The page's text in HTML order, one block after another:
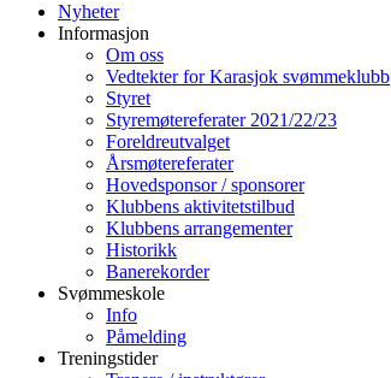
Nyheter
Informasjon
Om oss
Vedtekter for Karasjok svømmeklubb
Styret
Styremøtereferater 2021/22/23
Foreldreutvalget
Årsmøtereferater
Hovedsponsor / sponsorer
Klubbens aktivitetstilbud
Klubbens arrangementer
Historikk
Banerekorder
Svømmeskole
Info
Påmelding
Treningstider